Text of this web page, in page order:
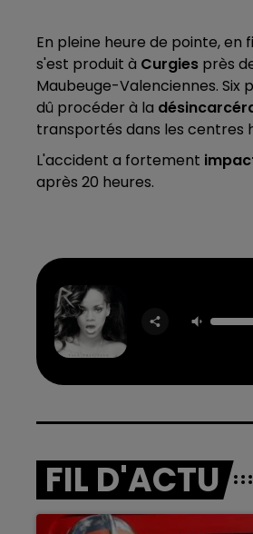
En pleine heure de pointe,
s'est produit à Curgies près
Maubeuge-Valenciennes. Six
dû procéder à la
transportés dans les centres
L'accident a fortement
après 20 heures.
FIL D'ACTU